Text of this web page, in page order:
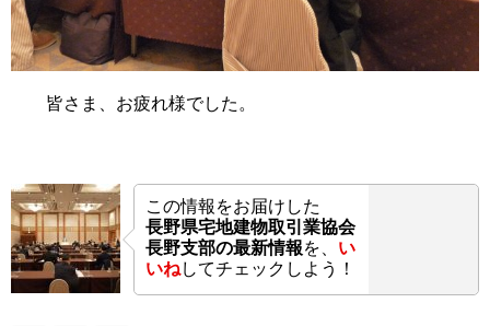
皆さま、お疲れ様でした。
この情報をお届けした
長野県宅地建物取引業協会
長野支部の最新情報を、 い
いねしてチェックしよう！